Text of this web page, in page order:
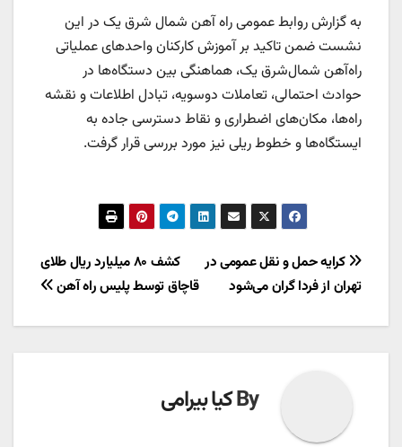
به گزارش روابط عمومی راه آهن شمال شرق یک در این
نشست ضمن تاکید بر آموزش کارکنان واحدهای عملیاتی
راه‌آهن شمال‌شرق یک، هماهنگی بین دستگاه‌ها در
حوادث احتمالی، تعاملات دوسویه، تبادل اطلاعات و نقشه
راه‌ها، مکان‌های اضطراری و نقاط دسترسی جاده به
ایستگاه‌ها و خطوط ریلی نیز مورد بررسی قرار گرفت.
راهبری
نوشته
کشف ۸۰ میلیارد ریال طلای
قاچاق توسط پلیس راه آهن
کرایه حمل و نقل عمومی در
تهران از فردا گران می‌شود
Byکیا بیرامی